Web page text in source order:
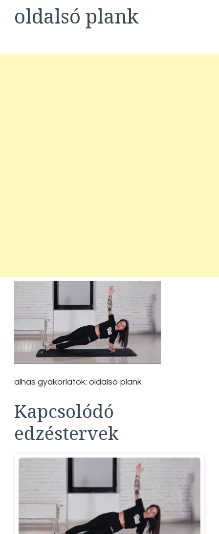
oldalsó plank
alhas gyakorlatok: oldalsó plank
Kapcsolódó
edzéstervek